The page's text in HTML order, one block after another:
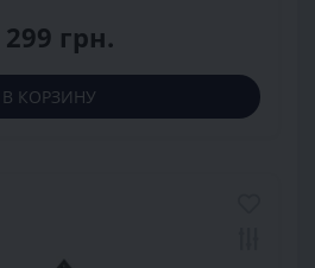
299 грн.
В КОРЗИНУ